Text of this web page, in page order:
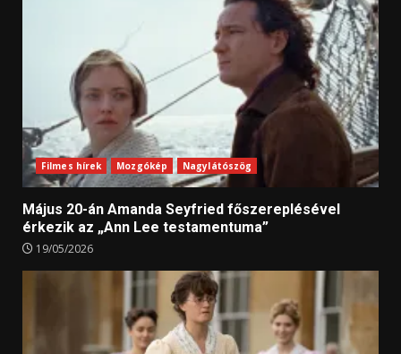
Filmes hírek Mozgókép Nagylátószög
Május 20-án Amanda Seyfried főszereplésével
érkezik az „Ann Lee testamentuma”
19/05/2026